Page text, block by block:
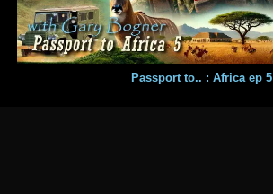
Passport to.. : Africa ep 5